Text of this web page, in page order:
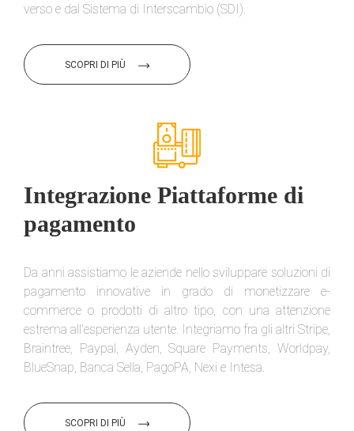
verso e dal Sistema di Interscambio (SDI).
SCOPRI DI PIÙ
Integrazione Piattaforme di
pagamento
Da anni assistiamo le aziende nello sviluppare soluzioni di
pagamento innovative in grado di monetizzare e-
commerce o prodotti di altro tipo, con una attenzione
estrema all'esperienza utente. Integriamo fra gli altri Stripe,
Braintree, Paypal, Ayden, Square Payments, Worldpay,
BlueSnap, Banca Sella, PagoPA, Nexi e Intesa.
SCOPRI DI PIÙ